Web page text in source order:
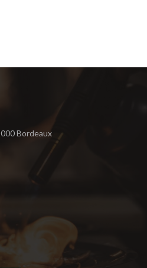
Bordeaux((öffnet ein neues
neues Fenster))
ein neues Fenster))